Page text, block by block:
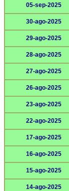
05-sep-2025
30-ago-2025
29-ago-2025
28-ago-2025
27-ago-2025
26-ago-2025
23-ago-2025
22-ago-2025
17-ago-2025
16-ago-2025
15-ago-2025
14-ago-2025